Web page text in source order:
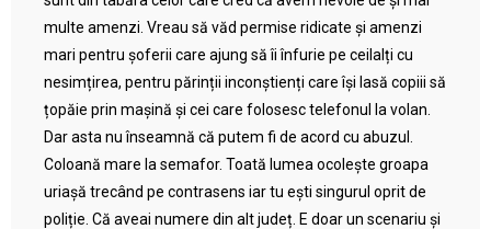
multe amenzi. Vreau să văd permise ridicate și amenzi
mari pentru șoferii care ajung să îi înfurie pe ceilalți cu
nesimțirea, pentru părinții inconștienți care își lasă copiii să
țopăie prin mașină și cei care folosesc telefonul la volan.
Dar asta nu înseamnă că putem fi de acord cu abuzul.
Coloană mare la semafor. Toată lumea ocolește groapa
uriașă trecând pe contrasens iar tu ești singurul oprit de
poliție. Că aveai numere din alt județ. E doar un scenariu și